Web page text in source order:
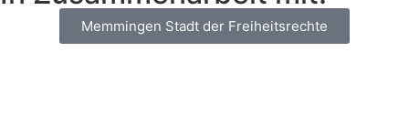
Memmingen Stadt der Freiheitsrechte